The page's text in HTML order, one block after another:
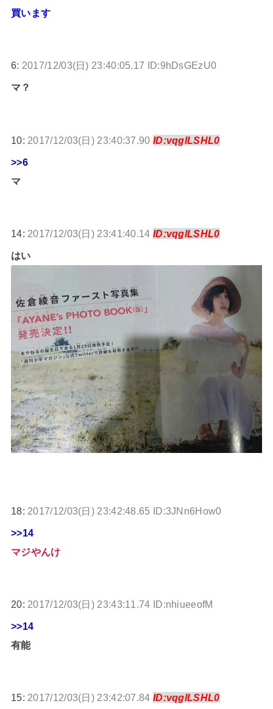
買います
6: 2017/12/03(日) 23:40:05.17 ID:9hDsGEzU0
マ？
10: 2017/12/03(日) 23:40:37.90 ID:vqglLSHL0
>>6
マ
14: 2017/12/03(日) 23:41:40.14 ID:vqglLSHL0
はい
18: 2017/12/03(日) 23:42:48.65 ID:3JNn6How0
>>14
マジやんけ
20: 2017/12/03(日) 23:43:11.74 ID:nhiueeofM
>>14
有能
15: 2017/12/03(日) 23:42:07.84 ID:vqglLSHL0